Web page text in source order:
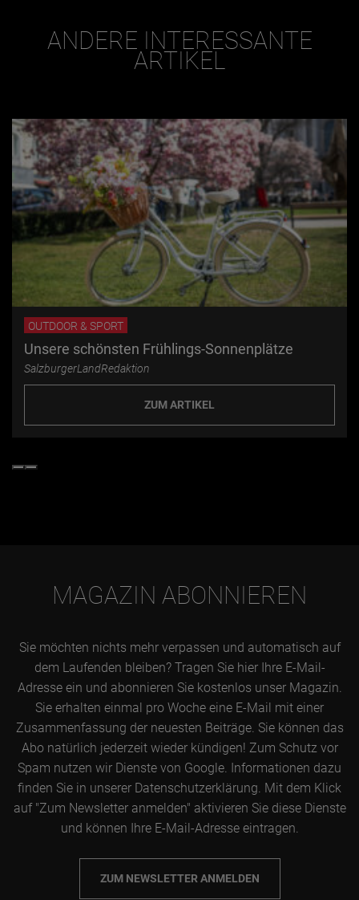
ANDERE INTERESSANTE
ARTIKEL
OUTDOOR & SPORT
Unsere schönsten Frühlings-Sonnenplätze
SalzburgerLandRedaktion
ZUM ARTIKEL
MAGAZIN ABONNIEREN
Sie möchten nichts mehr verpassen und automatisch auf
dem Laufenden bleiben? Tragen Sie hier Ihre E-Mail-
Adresse ein und abonnieren Sie kostenlos unser Magazin.
Sie erhalten einmal pro Woche eine E-Mail mit einer
Zusammenfassung der neuesten Beiträge. Sie können das
Abo natürlich jederzeit wieder kündigen! Zum Schutz vor
Spam nutzen wir Dienste von Google. Informationen dazu
finden Sie in unserer Datenschutzerklärung. Mit dem Klick
auf "Zum Newsletter anmelden" aktivieren Sie diese Dienste
und können Ihre E-Mail-Adresse eintragen.
ZUM NEWSLETTER ANMELDEN